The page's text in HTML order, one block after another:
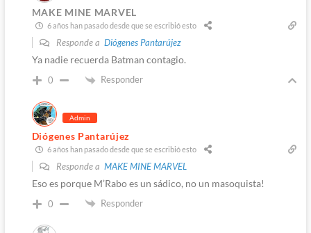
MAKE MINE MARVEL
6 años han pasado desde que se escribió esto
Responde a Diógenes Pantarújez
Ya nadie recuerda Batman contagio.
0 Responder
Admin
Diógenes Pantarújez
6 años han pasado desde que se escribió esto
Responde a MAKE MINE MARVEL
Eso es porque M’Rabo es un sádico, no un masoquista!
0 Responder